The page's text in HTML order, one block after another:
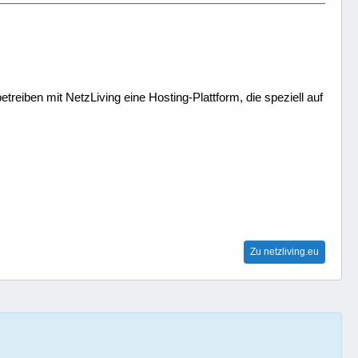
mit NetzLiving eine Hosting-Plattform, die speziell auf
Zu netzliving.eu